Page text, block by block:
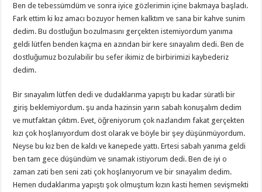
Ben de tebessümdüm ve sonra iyice gözlerimin içine bakmaya başladı.
Fark ettim ki kız amacı bozuyor hemen kalktım ve sana bir kahve sunim
dedim. Bu dostluğun bozulmasını gerçekten istemiyordum yanıma
geldi lütfen benden kaçma en azından bir kere sınayalım dedi. Ben de
dostluğumuz bozulabilir bu sefer ikimiz de birbirimizi kaybederiz
dedim.
Bir sınayalım lütfen dedi ve dudaklarıma yapıştı bu kadar süratli bir
giriş beklemiyordum. şu anda hazinsin yarın sabah konuşalım dedim
ve mutfaktan çıktım. Evet, öğreniyorum çok nazlandım fakat gerçekten
kızı çok hoşlanıyordum dost olarak ve böyle bir şey düşünmüyordum.
Neyse bu kız ben de kaldı ve kanepede yattı. Ertesi sabah yanıma geldi
ben tam gece düşündüm ve sınamak istiyorum dedi. Ben de iyi o
zaman zati ben seni zati çok hoşlanıyorum ve bir sınayalım dedim.
Hemen dudaklarıma yapıştı şok olmuştum kızın kasti hemen sevişmekti